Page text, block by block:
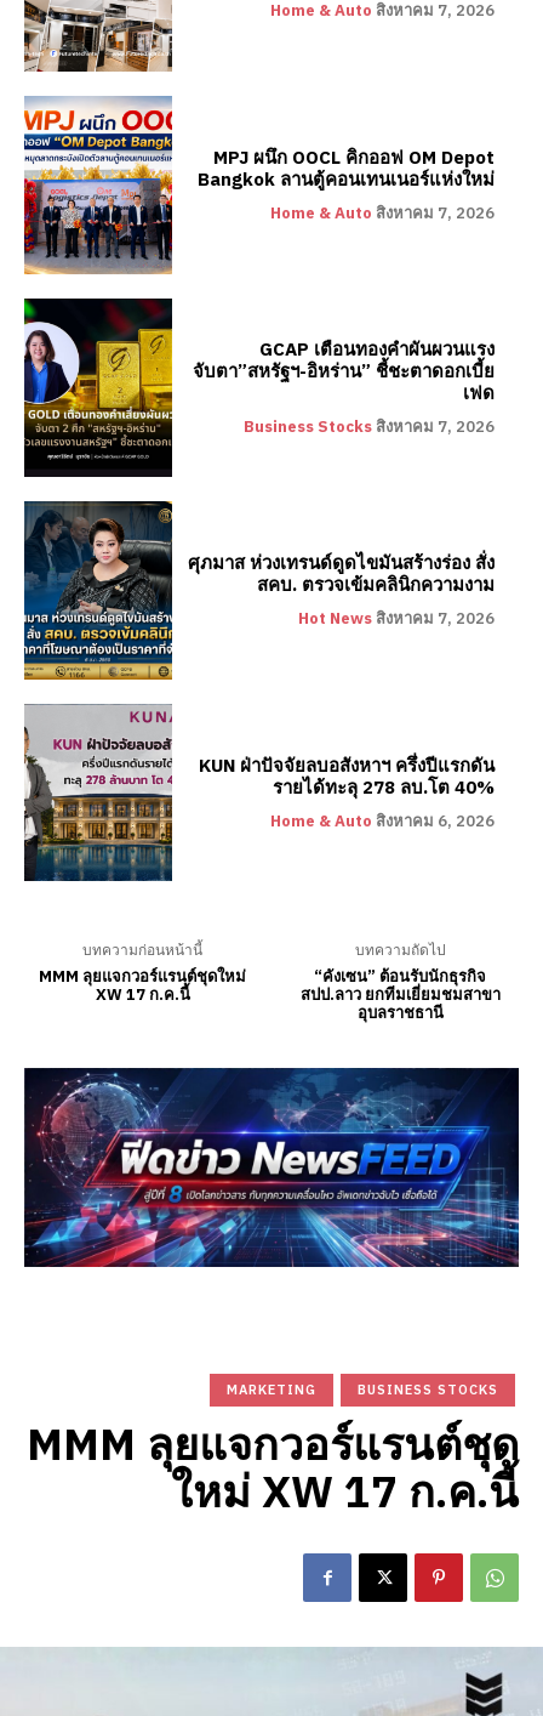
Home & Auto สิงหาคม 7, 2026
MPJ ผนึก OOCL คิกออฟ OM Depot
Bangkok ลานตู้คอนเทนเนอร์แห่งใหม่
Home & Auto สิงหาคม 7, 2026
GCAP เตือนทองคำผันผวนแรง
จับตา”สหรัฐฯ-อิหร่าน” ชี้ชะตาดอกเบี้ย
เฟด
Business Stocks สิงหาคม 7, 2026
ศุภมาส ห่วงเทรนด์ดูดไขมันสร้างร่อง สั่ง
สคบ. ตรวจเข้มคลินิกความงาม
Hot News สิงหาคม 7, 2026
KUN ฝ่าปัจจัยลบอสังหาฯ ครึ่งปีแรกดัน
รายได้ทะลุ 278 ลบ.โต 40%
Home & Auto สิงหาคม 6, 2026
บทความก่อนหน้านี้
MMM ลุยแจกวอร์แรนต์ชุดใหม่
XW 17 ก.ค.นี้
บทความถัดไป
“คังเซน” ต้อนรับนักธุรกิจ
สปป.ลาว ยกทีมเยี่ยมชมสาขา
อุบลราชธานี